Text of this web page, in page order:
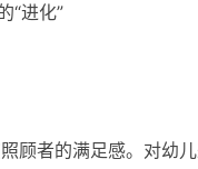
“进化”
顾者的满足感。对幼